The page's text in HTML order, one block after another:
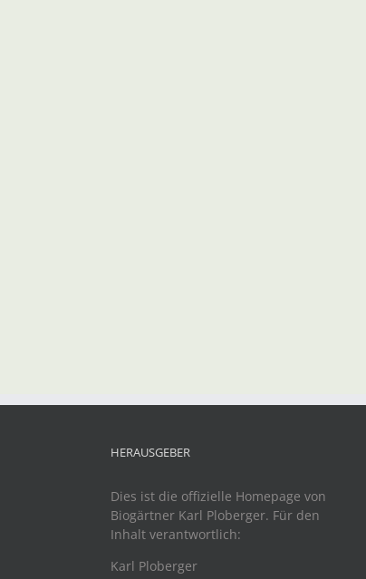
HERAUSGEBER
Dies ist die offizielle Homepage von
Biogärtner Karl Ploberger. Für den
Inhalt verantwortlich:
Karl Ploberger